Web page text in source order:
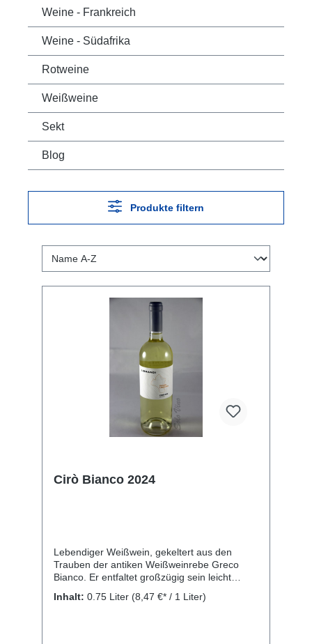
Weine - Frankreich
Weine - Südafrika
Rotweine
Weißweine
Sekt
Blog
Produkte filtern
Cirò Bianco 2024
Lebendiger Weißwein, gekeltert aus den
Trauben der antiken Weißweinrebe Greco
Bianco. Er entfaltet großzügig sein leicht
Geschmack, mit mineralischen Noten und
Inhalt: 0.75 Liter (8,47 €* / 1 Liter)